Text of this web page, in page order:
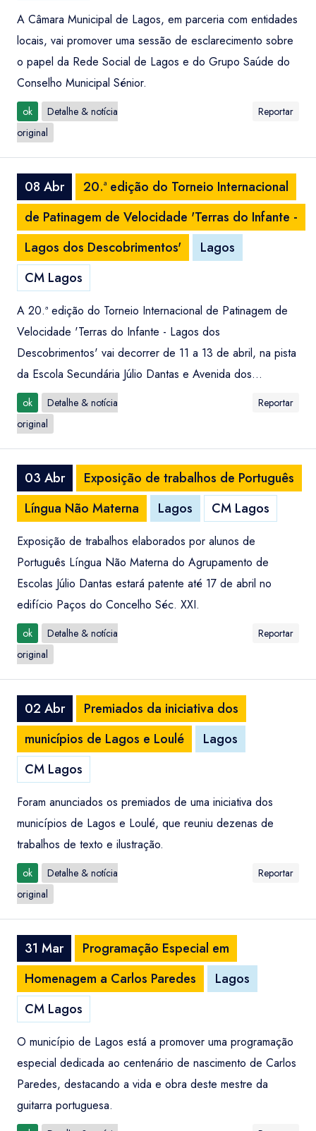
A Câmara Municipal de Lagos, em parceria com entidades
locais, vai promover uma sessão de esclarecimento sobre
o papel da Rede Social de Lagos e do Grupo Saúde do
Conselho Municipal Sénior.
ok
Detalhe & notícia
original
Reportar
08 Abr
20.ª edição do Torneio Internacional
de Patinagem de Velocidade 'Terras do Infante -
Lagos dos Descobrimentos'
Lagos
CM Lagos
A 20.ª edição do Torneio Internacional de Patinagem de
Velocidade 'Terras do Infante - Lagos dos
Descobrimentos' vai decorrer de 11 a 13 de abril, na pista
da Escola Secundária Júlio Dantas e Avenida dos...
ok
Detalhe & notícia
original
Reportar
03 Abr
Exposição de trabalhos de Português
Língua Não Materna
Lagos CM Lagos
Exposição de trabalhos elaborados por alunos de
Português Língua Não Materna do Agrupamento de
Escolas Júlio Dantas estará patente até 17 de abril no
edifício Paços do Concelho Séc. XXI.
ok
Detalhe & notícia
original
Reportar
02 Abr
Premiados da iniciativa dos
municípios de Lagos e Loulé
Lagos
CM Lagos
Foram anunciados os premiados de uma iniciativa dos
municípios de Lagos e Loulé, que reuniu dezenas de
trabalhos de texto e ilustração.
ok
Detalhe & notícia
original
Reportar
31 Mar
Programação Especial em
Homenagem a Carlos Paredes
Lagos
CM Lagos
O município de Lagos está a promover uma programação
especial dedicada ao centenário de nascimento de Carlos
Paredes, destacando a vida e obra deste mestre da
guitarra portuguesa.